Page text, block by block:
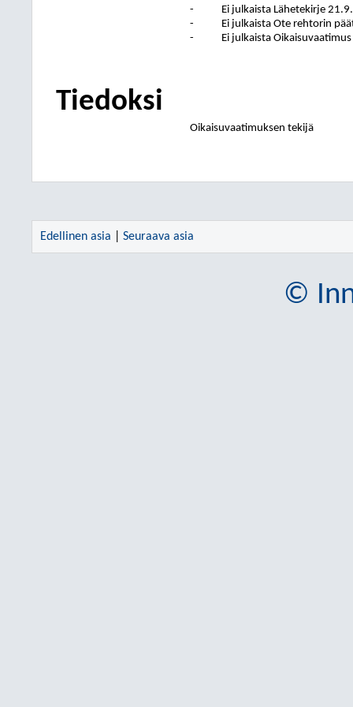
-
Ei julkaista Lähetekirje
-
Ei julkaista Ote rehtorin
-
Ei julkaista
Tiedoksi
Oikaisuvaatimuksen tekijä
Edellinen asia Seuraava asia
©